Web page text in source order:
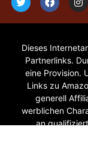
Dieses
Partnerlinks.
eine Provision.
Links zu
generell
werblichen
an